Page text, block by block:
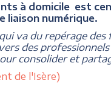
à domicile est
liaison numérique.
va du repérage
des professionnels
consolider et
de l'Isère)